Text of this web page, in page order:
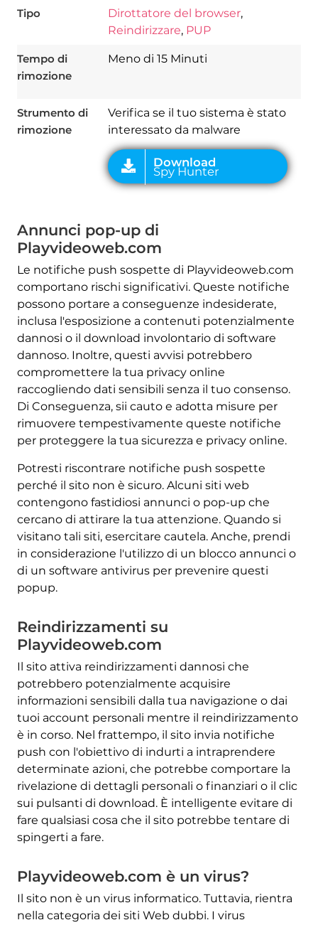
Tipo Dirottatore del browser,
Reindirizzare, PUP
Tempo di
rimozione
Meno di 15 Minuti
Strumento di
rimozione
Verifica se il tuo sistema è stato
interessato da malware
Download
Annunci pop-up di
Playvideoweb.com
Le notifiche push sospette di Playvideoweb.com
comportano rischi significativi. Queste notifiche
possono portare a conseguenze indesiderate,
inclusa l'esposizione a contenuti potenzialmente
dannosi o il download involontario di software
dannoso. Inoltre, questi avvisi potrebbero
compromettere la tua privacy online
raccogliendo dati sensibili senza il tuo consenso.
Di Conseguenza, sii cauto e adotta misure per
rimuovere tempestivamente queste notifiche
per proteggere la tua sicurezza e privacy online.
Potresti riscontrare notifiche push sospette
perché il sito non è sicuro. Alcuni siti web
contengono fastidiosi annunci o pop-up che
cercano di attirare la tua attenzione. Quando si
visitano tali siti, esercitare cautela. Anche, prendi
in considerazione l'utilizzo di un blocco annunci o
di un software antivirus per prevenire questi
popup.
Reindirizzamenti su
Playvideoweb.com
Il sito attiva reindirizzamenti dannosi che
potrebbero potenzialmente acquisire
informazioni sensibili dalla tua navigazione o dai
tuoi account personali mentre il reindirizzamento
è in corso. Nel frattempo, il sito invia notifiche
push con l'obiettivo di indurti a intraprendere
determinate azioni, che potrebbe comportare la
rivelazione di dettagli personali o finanziari o il clic
sui pulsanti di download. È intelligente evitare di
fare qualsiasi cosa che il sito potrebbe tentare di
spingerti a fare.
Playvideoweb.com è un virus?
Il sito non è un virus informatico. Tuttavia, rientra
nella categoria dei siti Web dubbi. I virus